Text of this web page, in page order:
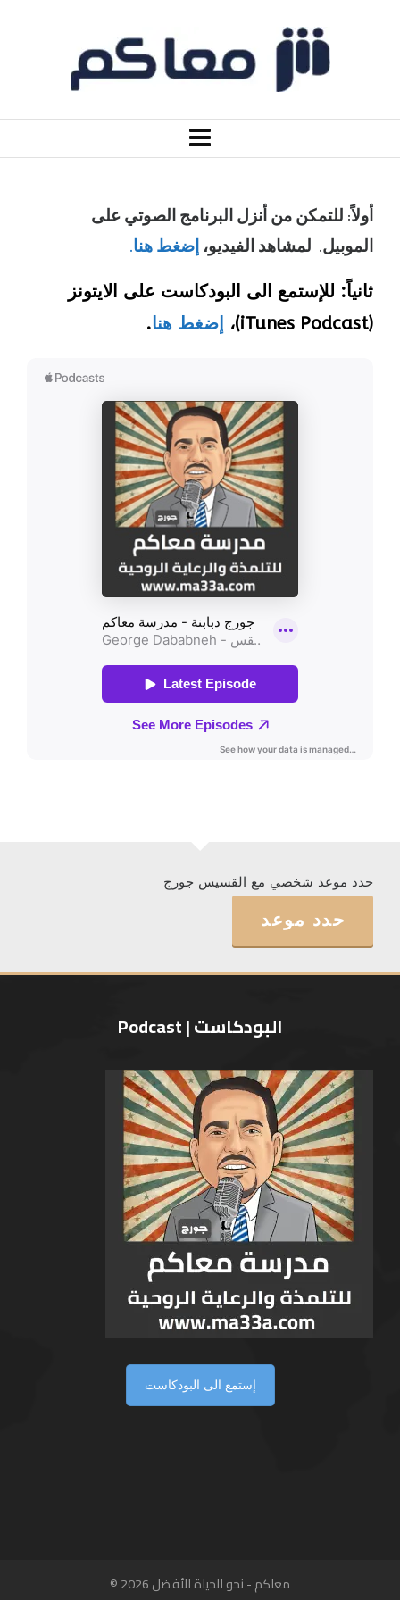
أولاً: للتمكن من أنزل البرنامج الصوتي على
الموبيل. لمشاهد الفيديو، إضغط هنا.
ثانياً: للإستمع الى البودكاست على الايتونز
(iTunes Podcast)،
إضغط هنا.
حدد موعد شخصي مع القسيس جورج
حدد موعد
البودكاست | Podcast
إستمع الى البودكاست
معاكم - نحو الحياة الأفضل 2026 ©